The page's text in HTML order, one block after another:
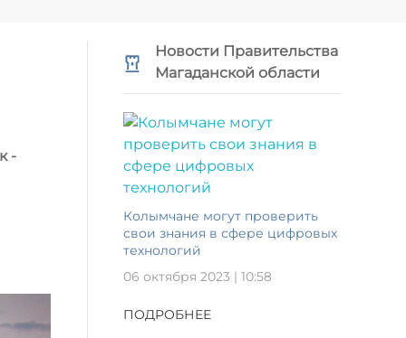
-
Новости Правительства
Магаданской области
Колымчане могут проверить
свои знания в сфере цифровых
технологий
06 октября 2023 | 10:58
ПОДРОБНЕЕ